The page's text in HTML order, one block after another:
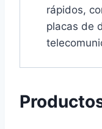
rápidos,
placas de